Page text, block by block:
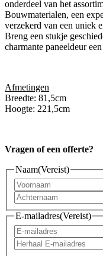
onderdeel van het
Bouwmaterialen, een
verzekerd van een uniek
Breng een stukje
charmante paneeldeur
Afmetingen
Breedte: 81,5cm
Hoogte: 221,5cm
Vragen of een offerte?
Naam(Vereist)
E-mailadres(Vereist)